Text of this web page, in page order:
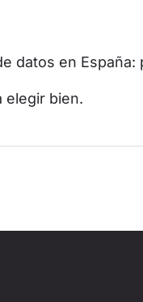
datos en España:
elegir bien.